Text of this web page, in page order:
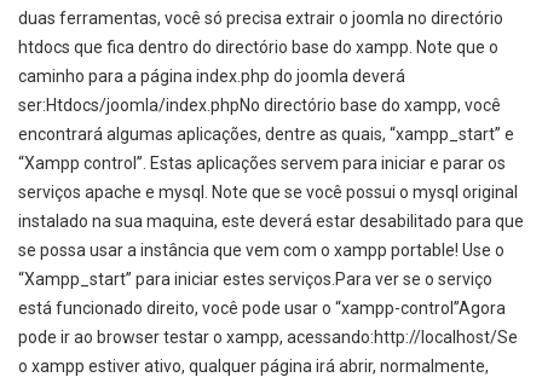
duas ferramentas, você só precisa extrair o joomla no directório
htdocs que fica dentro do directório base do xampp. Note que o
caminho para a página index.php do joomla deverá
ser:Htdocs/joomla/index.phpNo directório base do xampp, você
encontrará algumas aplicações, dentre as quais, “xampp_start” e
“Xampp control”. Estas aplicações servem para iniciar e parar os
serviços apache e mysql. Note que se você possui o mysql original
instalado na sua maquina, este deverá estar desabilitado para que
se possa usar a instância que vem com o xampp portable! Use o
“Xampp_start” para iniciar estes serviços.Para ver se o serviço
está funcionado direito, você pode usar o “xampp-control”Agora
pode ir ao browser testar o xampp, acessando:http://localhost/Se
o xampp estiver ativo, qualquer página irá abrir, normalmente,